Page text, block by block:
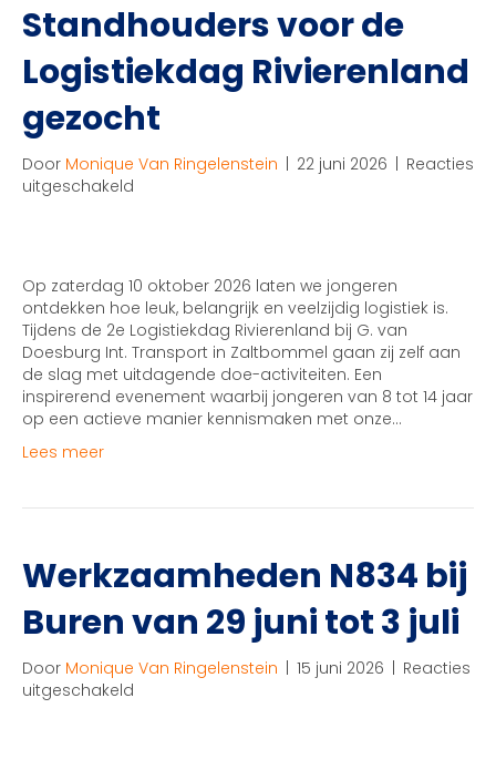
Standhouders voor de
Logistiekdag Rivierenland
gezocht
Door Monique Van Ringelenstein | 22 juni 2026 | Reacties
uitgeschakeld
Rivierenland
gezocht
Op zaterdag 10 oktober 2026 laten we jongeren
ontdekken hoe leuk, belangrijk en veelzijdig logistiek is.
Tijdens de 2e Logistiekdag Rivierenland bij G. van
Doesburg Int. Transport in Zaltbommel gaan zij zelf aan
de slag met uitdagende doe-activiteiten. Een
inspirerend evenement waarbij jongeren van 8 tot 14 jaar
op een actieve manier kennismaken met onze…
Lees meer
Werkzaamheden N834 bij
Buren van 29 juni tot 3 juli
Door Monique Van Ringelenstein | 15 juni 2026 | Reacties
uitgeschakeld